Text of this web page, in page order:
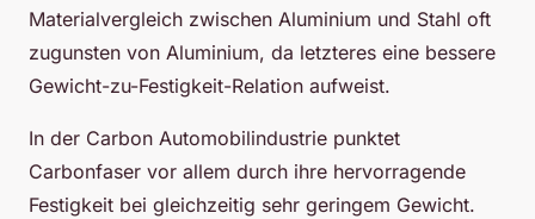
Materialvergleich zwischen Aluminium und Stahl oft
zugunsten von Aluminium, da letzteres eine bessere
Gewicht-zu-Festigkeit-Relation aufweist.
In der Carbon Automobilindustrie punktet
Carbonfaser vor allem durch ihre hervorragende
Festigkeit bei gleichzeitig sehr geringem Gewicht.